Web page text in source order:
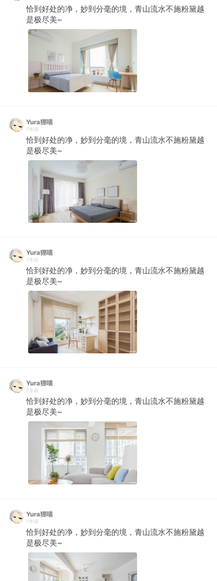
恰到好处的净，妙到分毫的境，青山流水不施粉黛越
是极尽美~ ​​​​
Yura狸喵
7年前
恰到好处的净，妙到分毫的境，青山流水不施粉黛越
是极尽美~ ​​​​
Yura狸喵
7年前
恰到好处的净，妙到分毫的境，青山流水不施粉黛越
是极尽美~ ​​​​
Yura狸喵
7年前
恰到好处的净，妙到分毫的境，青山流水不施粉黛越
是极尽美~ ​​​​
Yura狸喵
7年前
恰到好处的净，妙到分毫的境，青山流水不施粉黛越
是极尽美~ ​​​​